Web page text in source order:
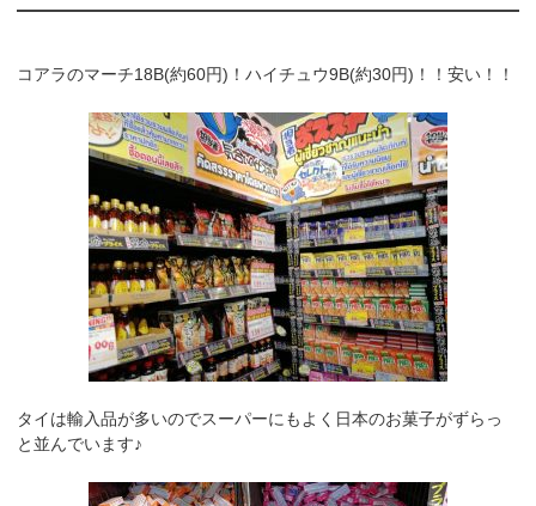
コアラのマーチ18B(約60円)！ハイチュウ9B(約30円)！！安い！！
タイは輸入品が多いのでスーパーにもよく日本のお菓子がずらっ
と並んでいます♪